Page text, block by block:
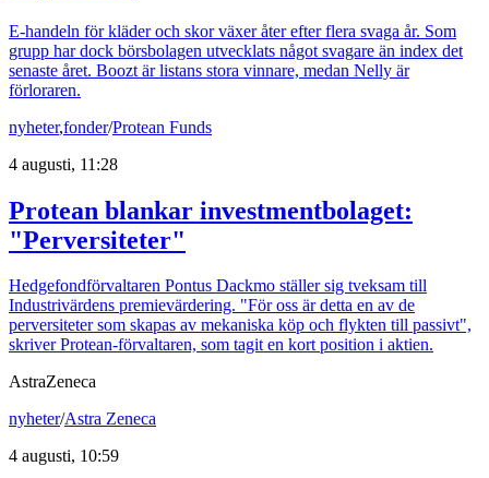
E-handeln för kläder och skor växer åter efter flera svaga år. Som
grupp har dock börsbolagen utvecklats något svagare än index det
senaste året. Boozt är listans stora vinnare, medan Nelly är
förloraren.
nyheter,fonder/Protean Funds
4 augusti, 11:28
Protean blankar investmentbolaget:
"Perversiteter"
Hedgefondförvaltaren Pontus Dackmo ställer sig tveksam till
Industrivärdens premievärdering. "För oss är detta en av de
perversiteter som skapas av mekaniska köp och flykten till passivt",
skriver Protean-förvaltaren, som tagit en kort position i aktien.
AstraZeneca
nyheter/Astra Zeneca
4 augusti, 10:59